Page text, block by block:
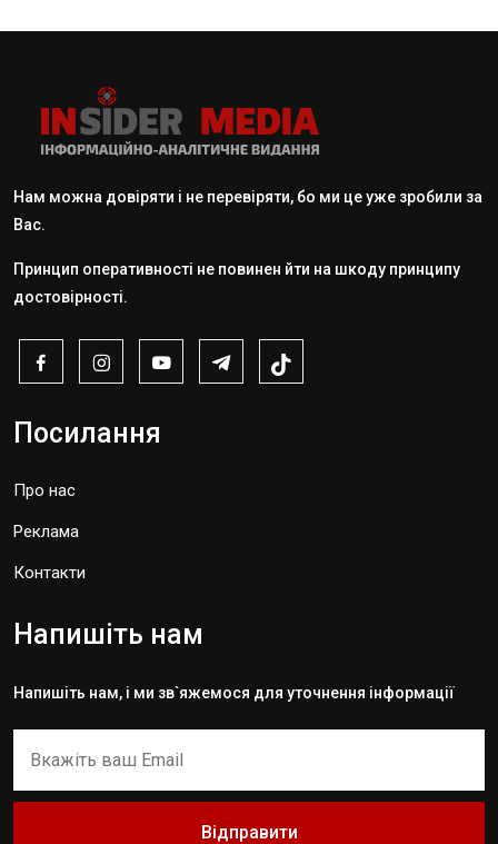
Нам можна довіряти і не перевіряти, бо ми це уже зробили за
Вас.
Принцип оперативності не повинен йти на шкоду принципу
достовірності.
Посилання
Про нас
Реклама
Контакти
Напишіть нам
Напишіть нам, і ми зв`яжемося для уточнення інформації
Відправити